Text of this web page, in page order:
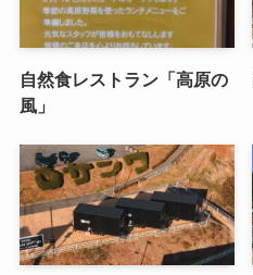
自然食レストラン「高原の
風」